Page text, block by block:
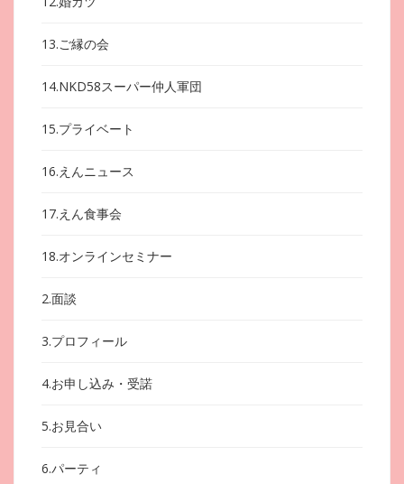
13.ご縁の会
14.NKD58スーパー仲人軍団
15.プライベート
16.えんニュース
17.えん食事会
18.オンラインセミナー
2.面談
3.プロフィール
4.お申し込み・受諾
5.お見合い
6.パーティ